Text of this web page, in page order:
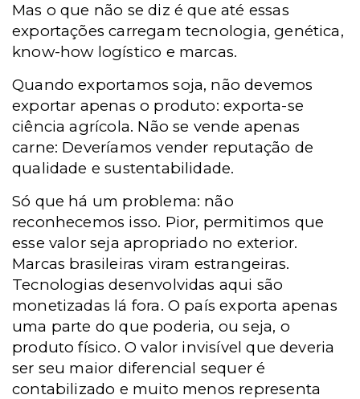
Mas o que não se diz é que até essas
exportações carregam tecnologia, genética,
know-how logístico e marcas.
Quando exportamos soja, não devemos
exportar apenas o produto: exporta-se
ciência agrícola. Não se vende apenas
carne: Deveríamos vender reputação de
qualidade e sustentabilidade.
Só que há um problema: não
reconhecemos isso. Pior, permitimos que
esse valor seja apropriado no exterior.
Marcas brasileiras viram estrangeiras.
Tecnologias desenvolvidas aqui são
monetizadas lá fora. O país exporta apenas
uma parte do que poderia, ou seja, o
produto físico. O valor invisível que deveria
ser seu maior diferencial sequer é
contabilizado e muito menos representa